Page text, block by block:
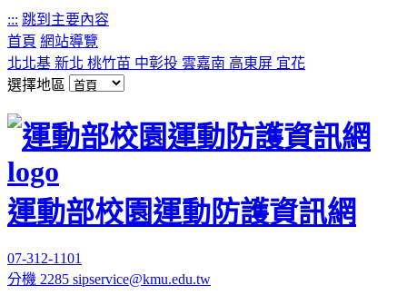
::: 跳到主要內容
首頁 網站導覽
北北基 新北 桃竹苗 中彰投 雲嘉南 高東屏 宜花
選擇地區
運動部校園運動防護資訊網
07-312-1101
分機 2285 sipservice@kmu.edu.tw